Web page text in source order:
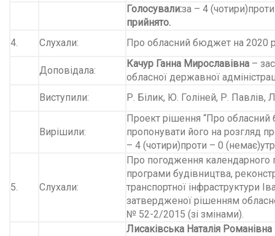
Голосували:за – 4 (чотири)
прийнято.
4.
Слухали: Про обласний бюджет на 2020
Доповідала:
Качур Ганна Мирославівна –
обласної державної
Виступили:
Р. Білик, Ю. Голіней, Р. Павлів,
Вирішили:
Проект рішення “Про обласний
пропонувати його на розгляд
– 4 (чотири)проти – 0 (немає)
5. Слухали:
Про погодження календарного
програми будівництва,
транспортної інфраструктури
затвердженої рішенням
№ 52-2/2015 (зі змінами).
Лисаківська Наталія